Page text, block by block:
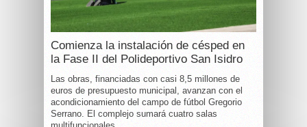
Comienza la instalación de césped en
la Fase II del Polideportivo San Isidro
Las obras, financiadas con casi 8,5 millones de
euros de presupuesto municipal, avanzan con el
acondicionamiento del campo de fútbol Gregorio
Serrano. El complejo sumará cuatro salas